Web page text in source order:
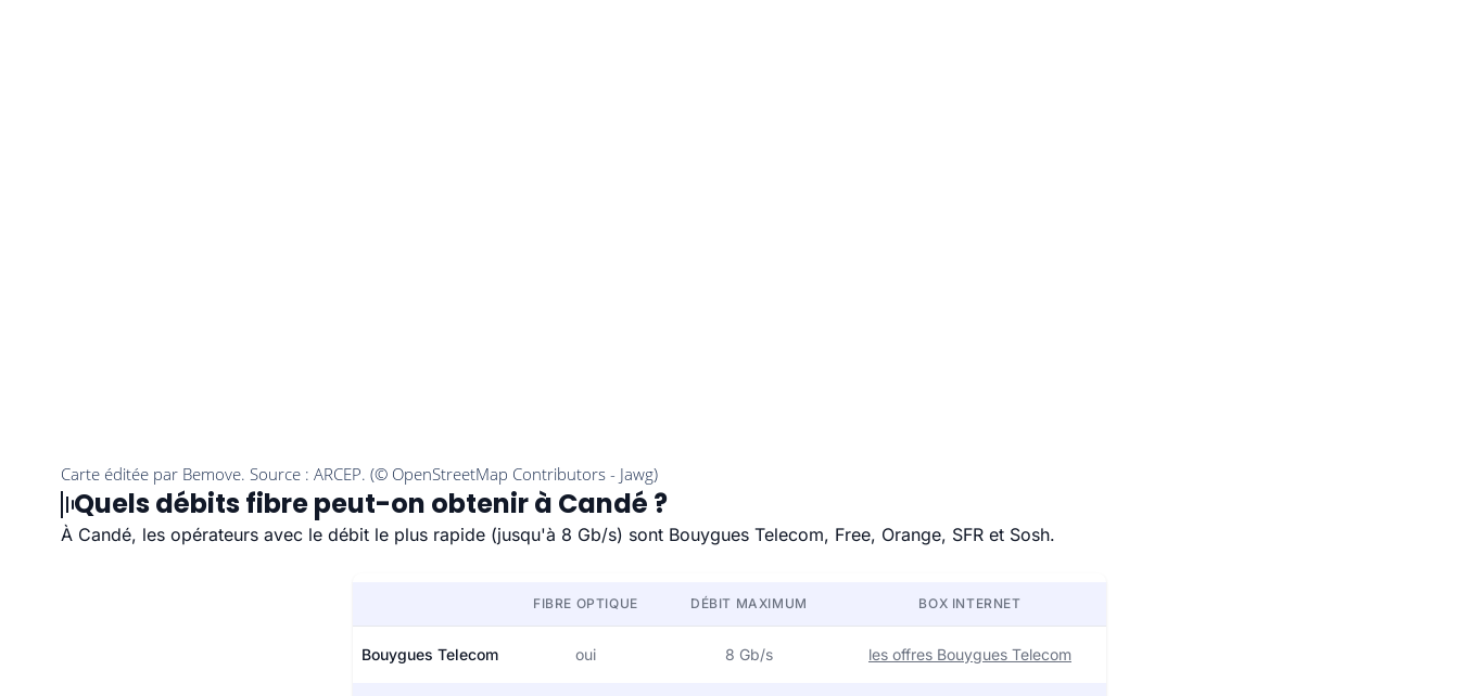
Quels débits fibre peut-on obtenir à Candé ?
À Candé, les opérateurs avec le débit le plus rapide (jusqu'à 8 Gb/s) sont Bouygues Telecom, Free, Orange, SFR et Sosh.
FIBRE OPTIQUE DÉBIT MAXIMUM BOX INTERNET
Bouygues Telecom oui 8 Gb/s les offres Bouygues Telecom